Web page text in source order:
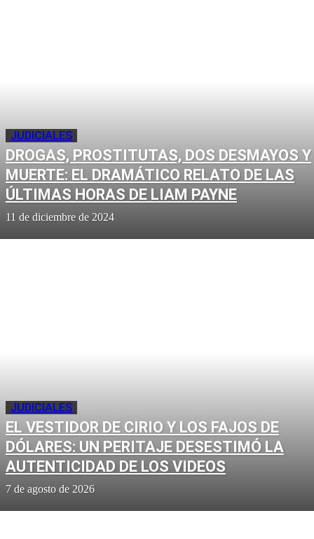
JUDICIALES
DROGAS, PROSTITUTAS, DOS DESMAYOS Y
MUERTE: EL DRAMÁTICO RELATO DE LAS
ÚLTIMAS HORAS DE LIAM PAYNE
11 de diciembre de 2024
JUDICIALES
EL VESTIDOR DE CIRIO Y LOS FAJOS DE
DÓLARES: UN PERITAJE DESESTIMÓ LA
AUTENTICIDAD DE LOS VIDEOS
7 de agosto de 2026